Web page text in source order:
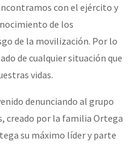
con el ejército y
de los
de la movilización. Por lo
de cualquier situación que
vidas.
denunciando al grupo
creado por la familia Ortega
su máximo líder y parte